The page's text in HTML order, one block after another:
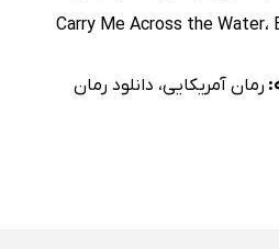
Carry Me Across the Water،
رمان آمریکایی، دانلود رمان